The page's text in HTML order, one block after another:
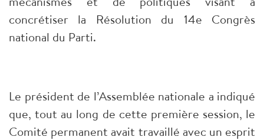
concrétiser la Résolution du 14e Congrès
national du Parti.
Le président de l’Assemblée nationale a indiqué
que, tout au long de cette première session, le
Comité permanent avait travaillé avec un esprit